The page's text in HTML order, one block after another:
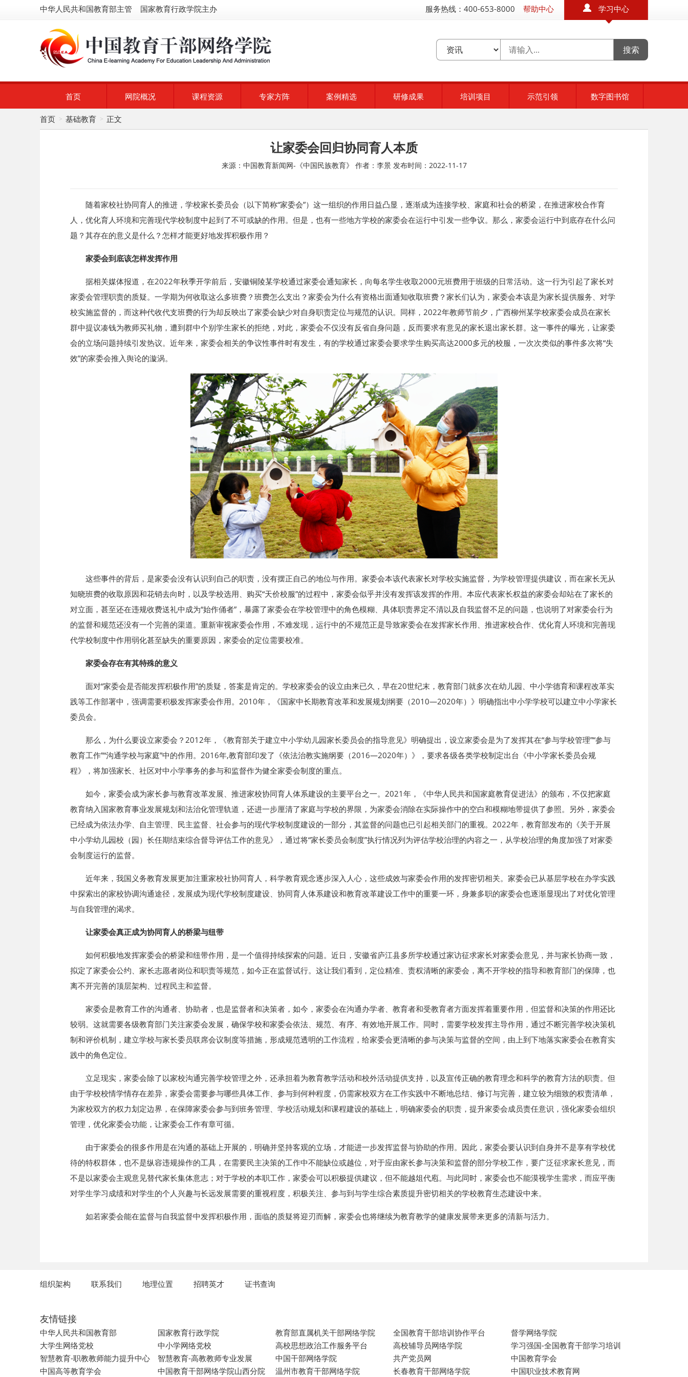
中华人民共和国教育部主管 国家教育行政学院主办 学习中心
服务热线：400-653-8000 帮助中心
首页 网院概况 课程资源 专家方阵 案例精选 研修成果 培训项目 示范引领 数字图书馆
首页 > 基础教育 > 正文
让家委会回归协同育人本质
来源：中国教育新闻网-《中国民族教育》 作者：李景 发布时间：2022-11-17
随着家校社协同育人的推进，学校家长委员会（以下简称“家委会”）这一组织的作用日益凸显，逐渐成为连接学校、家庭和社会的桥梁，在推进家校合作育
人，优化育人环境和完善现代学校制度中起到了不可或缺的作用。但是，也有一些地方学校的家委会在运行中引发一些争议。那么，家委会运行中到底存在什么问
题？其存在的意义是什么？怎样才能更好地发挥积极作用？
家委会到底该怎样发挥作用
据相关媒体报道，在2022年秋季开学前后，安徽铜陵某学校通过家委会通知家长，向每名学生收取2000元班费用于班级的日常活动。这一行为引起了家长对
家委会管理职责的质疑。一学期为何收取这么多班费？班费怎么支出？家委会为什么有资格出面通知收取班费？家长们认为，家委会本该是为家长提供服务、对学
校实施监督的，而这种代收代支班费的行为却反映出了家委会缺少对自身职责定位与规范的认识。同样，2022年教师节前夕，广西柳州某学校家委会成员在家长
群中提议凑钱为教师买礼物，遭到群中个别学生家长的拒绝，对此，家委会不仅没有反省自身问题，反而要求有意见的家长退出家长群。这一事件的曝光，让家委
会的立场问题持续引发热议。近年来，家委会相关的争议性事件时有发生，有的学校通过家委会要求学生购买高达2000多元的校服，一次次类似的事件多次将“失
效”的家委会推入舆论的漩涡。
这些事件的背后，是家委会没有认识到自己的职责，没有摆正自己的地位与作用。家委会本该代表家长对学校实施监督，为学校管理提供建议，而在家长无从
知晓班费的收取原因和花销去向时，以及学校选用、购买“天价校服”的过程中，家委会似乎并没有发挥该发挥的作用。本应代表家长权益的家委会却站在了家长的
对立面，甚至还在违规收费送礼中成为“始作俑者”，暴露了家委会在学校管理中的角色模糊、具体职责界定不清以及自我监督不足的问题，也说明了对家委会行为
的监督和规范还没有一个完善的渠道。重新审视家委会作用，不难发现，运行中的不规范正是导致家委会在发挥家长作用、推进家校合作、优化育人环境和完善现
代学校制度中作用弱化甚至缺失的重要原因，家委会的定位需要校准。
家委会存在有其特殊的意义
面对“家委会是否能发挥积极作用”的质疑，答案是肯定的。学校家委会的设立由来已久，早在20世纪末，教育部门就多次在幼儿园、中小学德育和课程改革实
践等工作部署中，强调需要积极发挥家委会作用。2010年，《国家中长期教育改革和发展规划纲要（2010—2020年）》明确指出中小学学校可以建立中小学家长
委员会。
那么，为什么要设立家委会？2012年，《教育部关于建立中小学幼儿园家长委员会的指导意见》明确提出，设立家委会是为了发挥其在“参与学校管理”“参与
教育工作”“沟通学校与家庭”中的作用。2016年,教育部印发了《依法治教实施纲要（2016—2020年）》，要求各级各类学校制定出台《中小学家长委员会规
程》，将加强家长、社区对中小学事务的参与和监督作为健全家委会制度的重点。
如今，家委会成为家长参与教育改革发展、推进家校协同育人体系建设的主要平台之一。2021年，《中华人民共和国家庭教育促进法》的颁布，不仅把家庭
教育纳入国家教育事业发展规划和法治化管理轨道，还进一步厘清了家庭与学校的界限，为家委会消除在实际操作中的空白和模糊地带提供了参照。另外，家委会
已经成为依法办学、自主管理、民主监督、社会参与的现代学校制度建设的一部分，其监督的问题也已引起相关部门的重视。2022年，教育部发布的《关于开展
中小学幼儿园校（园）长任期结束综合督导评估工作的意见》，通过将“家长委员会制度”执行情况列为评估学校治理的内容之一，从学校治理的角度加强了对家委
会制度运行的监督。
近年来，我国义务教育发展更加注重家校社协同育人，科学教育观念逐步深入人心，这些成效与家委会作用的发挥密切相关。家委会已从基层学校在办学实践
中探索出的家校协调沟通途径，发展成为现代学校制度建设、协同育人体系建设和教育改革建设工作中的重要一环，身兼多职的家委会也逐渐显现出了对优化管理
与自我管理的渴求。
让家委会真正成为协同育人的桥梁与纽带
如何积极地发挥家委会的桥梁和纽带作用，是一个值得持续探索的问题。近日，安徽省庐江县多所学校通过家访征求家长对家委会意见，并与家长协商一致，
拟定了家委会公约、家长志愿者岗位和职责等规范，如今正在监督试行。这让我们看到，定位精准、责权清晰的家委会，离不开学校的指导和教育部门的保障，也
离不开完善的顶层架构、过程民主和监督。
家委会是教育工作的沟通者、协助者，也是监督者和决策者，如今，家委会在沟通办学者、教育者和受教育者方面发挥着重要作用，但监督和决策的作用还比
较弱。这就需要各级教育部门关注家委会发展，确保学校和家委会依法、规范、有序、有效地开展工作。同时，需要学校发挥主导作用，通过不断完善学校决策机
制和评价机制，建立学校与家长委员联席会议制度等措施，形成规范透明的工作流程，给家委会更清晰的参与决策与监督的空间，由上到下地落实家委会在教育实
践中的角色定位。
立足现实，家委会除了以家校沟通完善学校管理之外，还承担着为教育教学活动和校外活动提供支持，以及宣传正确的教育理念和科学的教育方法的职责。但
由于学校校情学情存在差异，家委会需要参与哪些具体工作、参与到何种程度，仍需家校双方在工作实践中不断地总结、修订与完善，建立较为细致的权责清单，
为家校双方的权力划定边界，在保障家委会参与到班务管理、学校活动规划和课程建设的基础上，明确家委会的职责，提升家委会成员责任意识，强化家委会组织
管理，优化家委会功能，让家委会工作有章可循。
由于家委会的很多作用是在沟通的基础上开展的，明确并坚持客观的立场，才能进一步发挥监督与协助的作用。因此，家委会要认识到自身并不是享有学校优
待的特权群体，也不是纵容违规操作的工具，在需要民主决策的工作中不能缺位或越位，对于应由家长参与决策和监督的部分学校工作，要广泛征求家长意见，而
不是以家委会主观意见替代家长集体意志；对于学校的本职工作，家委会可以积极提供建议，但不能越俎代庖。与此同时，家委会也不能漠视学生需求，而应平衡
对学生学习成绩和对学生的个人兴趣与长远发展需要的重视程度，积极关注、参与到与学生综合素质提升密切相关的学校教育生态建设中来。
如若家委会能在监督与自我监督中发挥积极作用，面临的质疑将迎刃而解，家委会也将继续为教育教学的健康发展带来更多的清新与活力。
组织架构 联系我们 地理位置 招聘英才 证书查询
友情链接
中华人民共和国教育部 国家教育行政学院 教育部直属机关干部网络学院 全国教育干部培训协作平台
督学网络学院
大学生网络党校
中小学网络党校 高校思想政治工作服务平台 高校辅导员网络学院
学习强国-全国教育干部学习培训
智慧教育-职教教师能力提升中心
智慧教育-高教教师专业发展 中国干部网络学院 共产党员网
中国教育学会
中国高等教育学会
中国教育干部网络学院山西分院 温州市教育干部网络学院 长春教育干部网络学院 中国职业技术教育网